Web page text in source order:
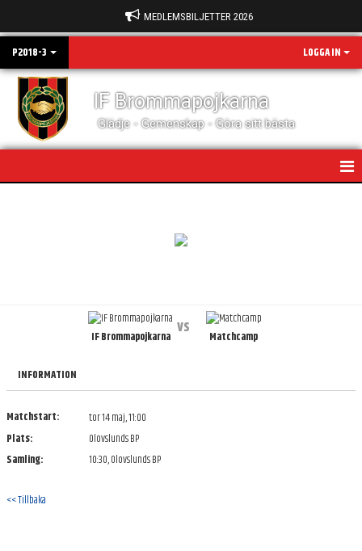
MEDLEMSBILJETTER 2026
P2018-3 LOGGA IN
IF Brommapojkarna
Glädje - Gemenskap - Göra sitt bästa
BILDGALLERI
KONTAKT
IF Brommapojkarna vs Matchcamp
INFORMATION
Matchstart:
tor 14 maj, 11:00
Plats:
Olovslunds BP
Samling:
10:30, Olovslunds BP
<< Tillbaka